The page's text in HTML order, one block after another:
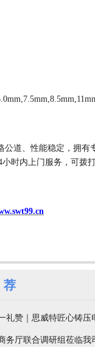
公道、性能稳定，拥
小时内上门服务， 可拨
礼赞｜思威特匠心铸
务厅联合调研组莅临